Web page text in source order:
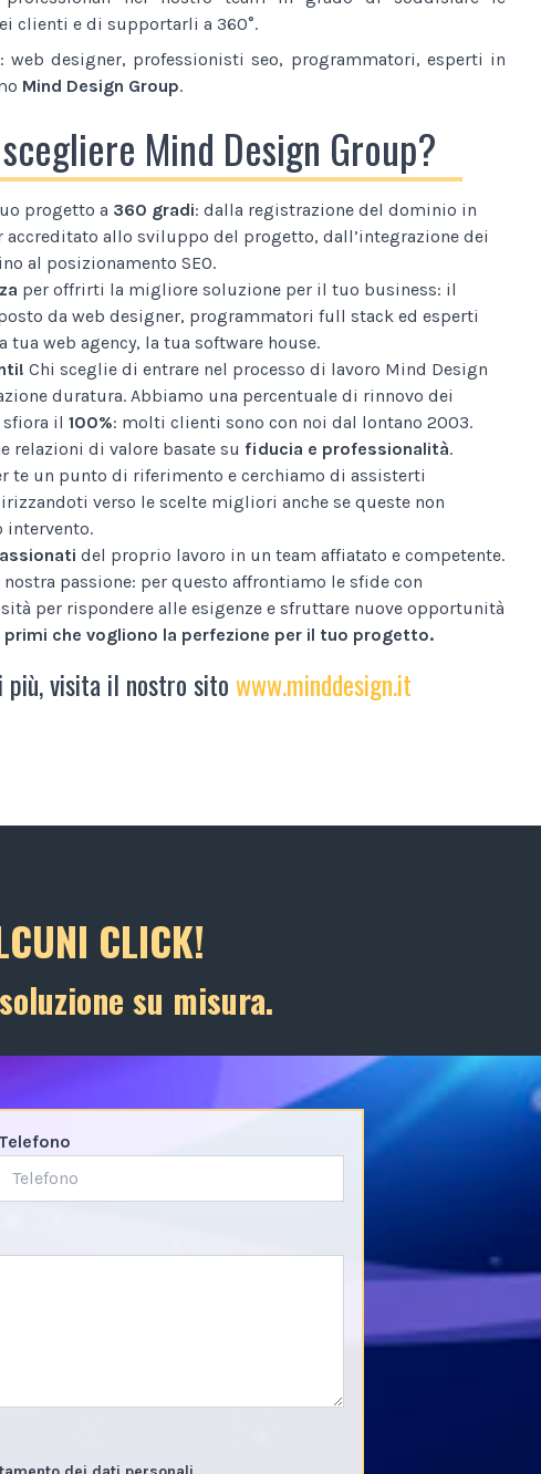
clienti e di supportarli a 360°.
web designer, professionisti seo, programmatori, esperti in
Mind Design Group.
Mind Design Group?
progetto a 360 gradi: dalla registrazione del dominio in
allo sviluppo del progetto, dall’integrazione dei
al posizionamento SEO.
per offrirti la migliore soluzione per il tuo business: il
da web designer, programmatori full stack ed esperti
tua web agency, la tua software house.
Chi sceglie di entrare nel processo di lavoro Mind Design
duratura. Abbiamo una percentuale di rinnovo dei
il 100%: molti clienti sono con noi dal lontano 2003.
relazioni di valore basate su fiducia e professionalità.
te un punto di riferimento e cerchiamo di assisterti
verso le scelte migliori anche se queste non
intervento.
del proprio lavoro in un team affiatato e competente.
passione: per questo affrontiamo le sfide con
per rispondere alle esigenze e sfruttare nuove opportunità
primi che vogliono la perfezione per il tuo progetto.
più, visita il nostro sitowww.minddesign.it
CLICK!
su misura.
Telefono